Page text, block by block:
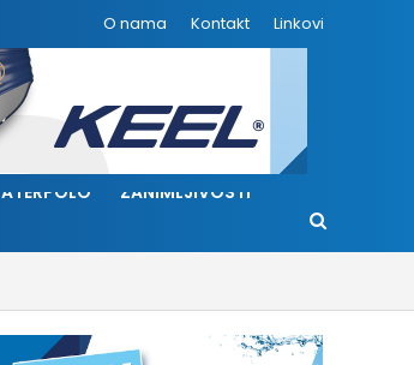
O nama Kontakt Linkovi
ZANIMLJIVOSTI